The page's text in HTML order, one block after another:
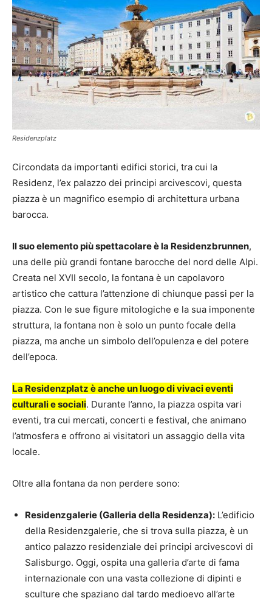
Residenzplatz
Circondata da importanti edifici storici, tra cui la
Residenz, l’ex palazzo dei principi arcivescovi, questa
piazza è un magnifico esempio di architettura urbana
barocca.
Il suo elemento più spettacolare è la Residenzbrunnen,
una delle più grandi fontane barocche del nord delle Alpi.
Creata nel XVII secolo, la fontana è un capolavoro
artistico che cattura l’attenzione di chiunque passi per la
piazza. Con le sue figure mitologiche e la sua imponente
struttura, la fontana non è solo un punto focale della
piazza, ma anche un simbolo dell’opulenza e del potere
dell’epoca.
La Residenzplatz è anche un luogo di vivaci eventi
culturali e sociali. Durante l’anno, la piazza ospita vari
eventi, tra cui mercati, concerti e festival, che animano
l’atmosfera e offrono ai visitatori un assaggio della vita
locale.
Oltre alla fontana da non perdere sono:
Residenzgalerie (Galleria della Residenza): L’edificio
della Residenzgalerie, che si trova sulla piazza, è un
antico palazzo residenziale dei principi arcivescovi di
Salisburgo. Oggi, ospita una galleria d’arte di fama
internazionale con una vasta collezione di dipinti e
sculture che spaziano dal tardo medioevo all’arte